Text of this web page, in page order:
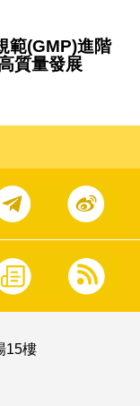
範(GMP)進階
質量發展
15樓